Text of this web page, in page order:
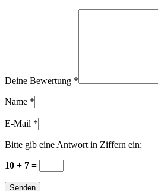
Deine Bewertung *
Name *
E-Mail *
Bitte gib eine Antwort in Ziffern ein:
10 + 7 =